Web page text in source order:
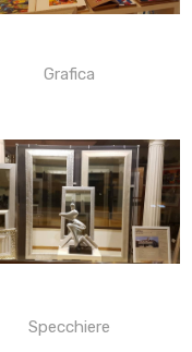
Grafica
Specchiere